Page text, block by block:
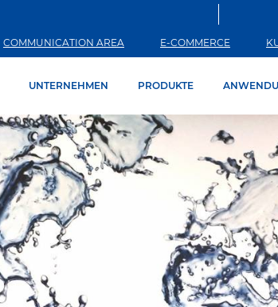
COMMUNICATION AREA E-COMMERCE
UNTERNEHMEN PRODUKTE